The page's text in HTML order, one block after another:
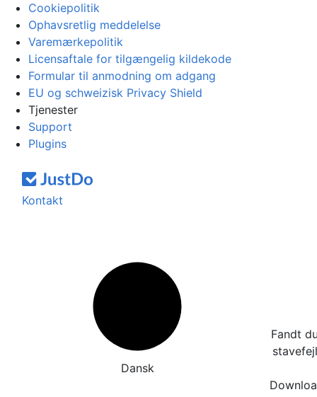
Cookiepolitik
Ophavsretlig meddelelse
Varemærkepolitik
Licensaftale for tilgængelig kildekode
Formular til anmodning om adgang
EU og schweizisk Privacy Shield
Tjenester
Support
Plugins
Kontakt
Dansk
Fandt